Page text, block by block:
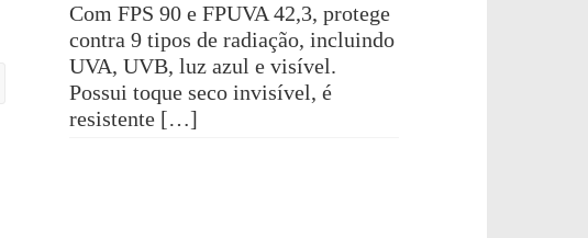
Com FPS 90 e FPUVA 42,3, protege
contra 9 tipos de radiação, incluindo
UVA, UVB, luz azul e visível.
Possui toque seco invisível, é
resistente […]